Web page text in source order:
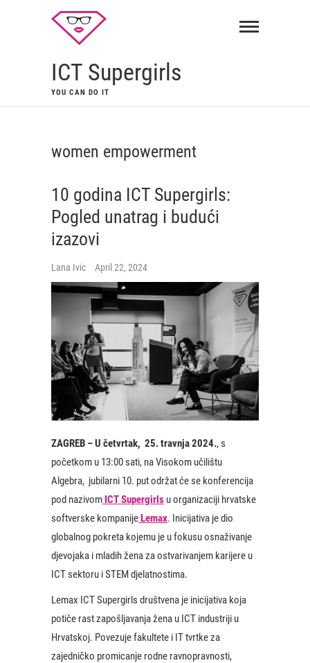
ICT Supergirls
YOU CAN DO IT
women empowerment
10 godina ICT Supergirls:
Pogled unatrag i budući
izazovi
Lana Ivic April 22, 2024
ZAGREB – U četvrtak, 25. travnja 2024., s
početkom u 13:00 sati, na Visokom učilištu
Algebra, jubilarni 10. put održat će se konferencija
pod nazivom ICT Supergirls u organizaciji hrvatske
softverske kompanijeLemax. Inicijativa je dio
globalnog pokreta kojemu je u fokusu osnaživanje
djevojaka i mladih žena za ostvarivanjem karijere u
ICT sektoru i STEM djelatnostima.
Lemax ICT Supergirls društvena je inicijativa koja
potiče rast zapošljavanja žena u ICT industriji u
Hrvatskoj. Povezuje fakultete i IT tvrtke za
zajedničko promicanje rodne ravnopravnosti,